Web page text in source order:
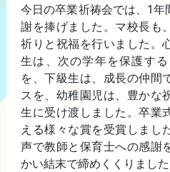
今日の卒業祈祷会では、1
謝を捧げました。マ校長も
祈りと祝福を行いました。
生は、次の学年を保護す
を、下級生は、成長の仲間
スを、幼稚園児は、豊かな
生に受け渡しました。卒業
える様々な賞を受賞しまし
声で教師と保育士への感謝
かい結末で締めくくりました